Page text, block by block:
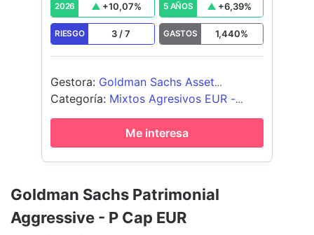
Goldman Sachs Patrimonial
Aggressive - P Cap EUR
2026 +10,07% 5 AÑOS +6,39%
RIESGO 3 /7 GASTOS 1,440%
Gestora: Goldman Sachs Asset
Management B.V.
Categoría: Mixtos Agresivos EUR -
Global
Me interesa